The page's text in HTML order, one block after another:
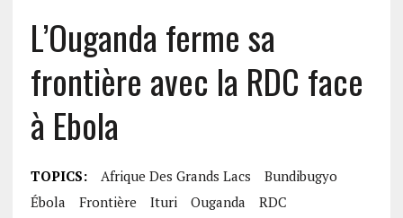
L’Ouganda ferme sa
frontière avec la RDC face
à Ebola
TOPICS: Afrique Des Grands Lacs
Bundibugyo
Ébola
Frontière Ituri Ouganda
RDC